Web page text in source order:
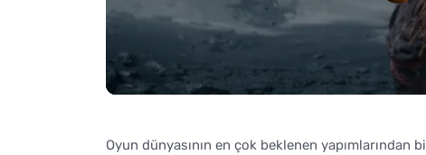
Oyun dünyasının en çok beklenen yapımlarından